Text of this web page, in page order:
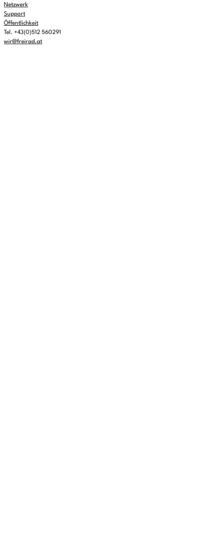
Netzwerk
Support
Öffentlichkeit
Tel. +43(0)512 560291
wir@freirad.at